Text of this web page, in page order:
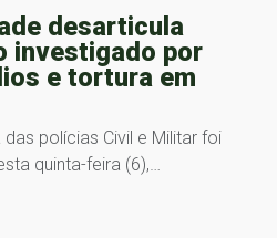
desarticula
investigado por
e tortura em
polícias Civil e Militar foi
quinta-feira (6),…